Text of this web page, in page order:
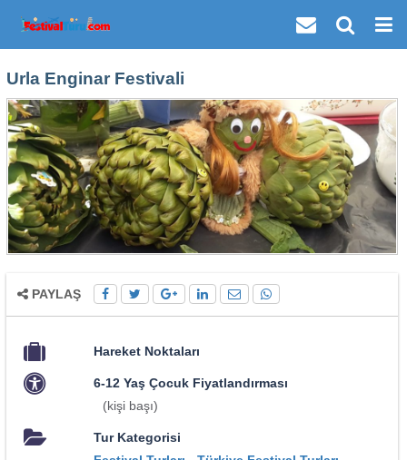
Urla Enginar Festivali
PAYLAŞ
Hareket Noktaları
6-12 Yaş Çocuk Fiyatlandırması
(kişi başı)
Tur Kategorisi